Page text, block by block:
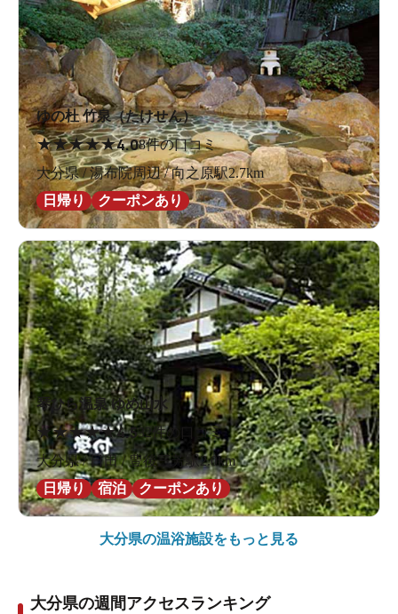
ゆの杜 竹泉（たけせん）
★★★★★4.08件の口コミ
大分県 / 湯布院周辺 / 向之原駅2.7km
日帰り
クーポンあり
琴ひら温泉 ゆめ山水
★★★★★4.532件の口コミ
大分県 / 日田 / 豊後三芳駅2.0km
日帰り
宿泊 クーポンあり
大分県の温浴施設をもっと見る
大分県の週間アクセスランキング